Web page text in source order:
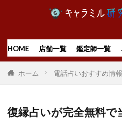
HOME 店舗一覧 鑑定師一覧
ホーム 電話占いおすすめ情
復縁占いが完全無料で